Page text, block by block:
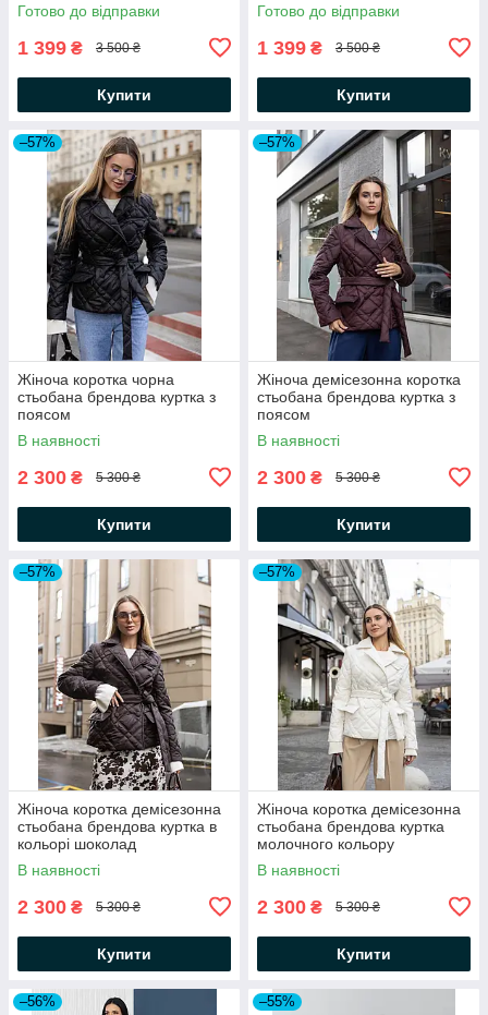
Готово до відправки
1 399 ₴ 3 500 ₴
Купити
Готово до відправки
1 399 ₴ 3 500 ₴
Купити
–57%
Жіноча коротка чорна
стьобана брендова куртка з
поясом
В наявності
2 300 ₴ 5 300 ₴
Купити
–57%
Жіноча демісезонна коротка
стьобана брендова куртка з
поясом
В наявності
2 300 ₴ 5 300 ₴
Купити
–57%
Жіноча коротка демісезонна
стьобана брендова куртка в
кольорі шоколад
В наявності
2 300 ₴ 5 300 ₴
Купити
–57%
Жіноча коротка демісезонна
стьобана брендова куртка
молочного кольору
В наявності
2 300 ₴ 5 300 ₴
Купити
–56% –55%